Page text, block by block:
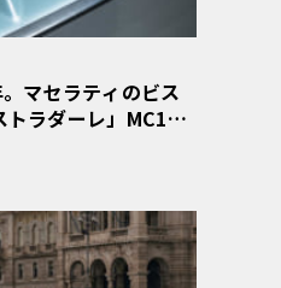
マセラティのビス
ラダーレ」MC12